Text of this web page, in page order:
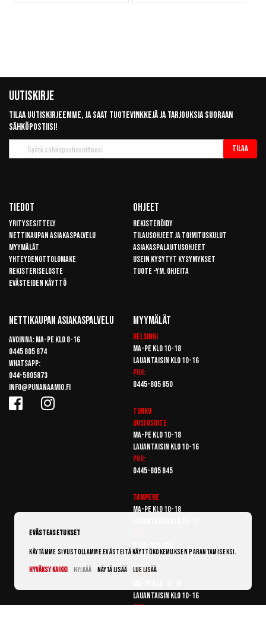
Uutiskirje
Tilaa uutiskirjeemme, ja saat tuotevinkkejä ja tarjouksia suoraan
sähköpostiisi!
uutiskirje
Tilaa
Tiedot
Yritysesittely
Nettikaupan asiakaspalvelu
Myymälät
Yhteydenottolomake
Rekisteriseloste
Evästeiden käyttö
Ohjeet
Rekisteröidy
Tilausohjeet ja toimituskulut
Asiakaspalautusohjeet
Usein kysytyt kysymykset
Tuote -ym. ohjeita
Nettikaupan Asiakaspalvelu
Avoinna: Ma-pe klo 8-16
0445 805 874
Whatsapp:
044-5805873
info@punanaamio.fi
Myymälät
Helsinki
Ma-pe klo 10-18
Lauantaisin klo 10-16
Puh:
0445-805 850
Turku
Uusi osoite
Ma-pe klo 10-18
Lauantaisin klo 10-16
Puh:
0445-805 845
Tampere
Ma-pe klo 10-18
Vantaa
Lauantaisin klo 10-16
Puh:
Evästeasetukset
Käytämme sivustollamme evästeitä käyttökokemuksen parantamiseksi.
Hyväksy kaikki
Hylkää Näytä lisää Lue lisää